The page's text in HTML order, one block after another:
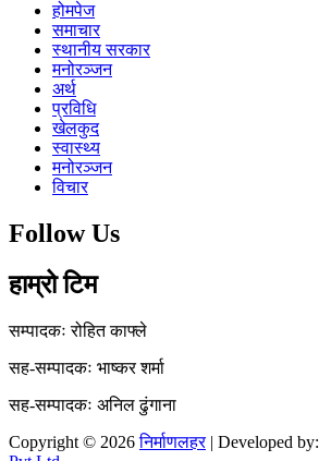
होमपेज
समाचार
स्थानीय सरकार
मनोरञ्जन
अर्थ
प्रविधि
खेलकुद
स्वास्थ्य
मनोरञ्जन
विचार
Follow Us
हाम्रो टिम
सम्पादकः रोहित काफ्ले
सह-सम्पादकः भाष्कर शर्मा
सह-सम्पादकः अनिल ढुंगाना
Copyright © 2026निर्माणलहर| Developed by: